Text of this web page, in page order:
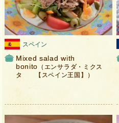
スペイン
Mixed salad with
bonito （エンサラダ・ミクス
タ 【スペイン王国】）